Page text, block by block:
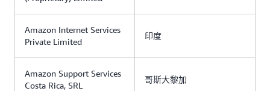
Amazon Internet Services
Private Limited
印度
Amazon Support Services
Costa Rica, SRL
哥斯大黎加